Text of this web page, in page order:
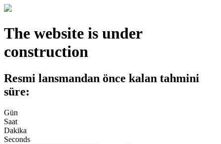
The website is under
construction
Resmi lansmandan önce kalan tahmini
süre:
Gün
Saat
Dakika
Seconds